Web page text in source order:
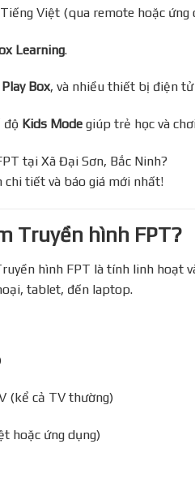
Việt (qua remote hoặc ứng
Learning.
Box, và nhiều thiết bị điện tử
độ Kids Mode giúp trẻ học và
tại Xã Đại Sơn, Bắc Ninh?
chi tiết và báo giá mới nhất!
Truyền hình FPT?
hình FPT là tính linh hoạt
tablet, đến laptop.
(kể cả TV thường)
hoặc ứng dụng)